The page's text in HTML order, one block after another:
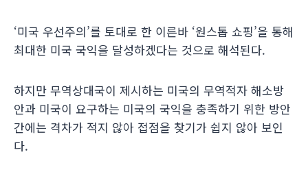
‘미국 우선주의’를 토대로 한 이른바 ‘원스톱 쇼핑’을 통해
최대한 미국 국익을 달성하겠다는 것으로 해석된다.
하지만 무역상대국이 제시하는 미국의 무역적자 해소방
안과 미국이 요구하는 미국의 국익을 충족하기 위한 방안
간에는 격차가 적지 않아 접점을 찾기가 쉽지 않아 보인
다.